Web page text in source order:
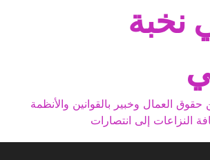
نخبة
العمال وخبير بالقوانين والأنظمة
النزاعات إلى انتصارات